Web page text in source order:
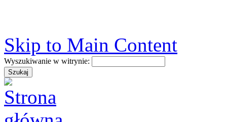
Skip to Main Content
Wyszukiwanie w witrynie: